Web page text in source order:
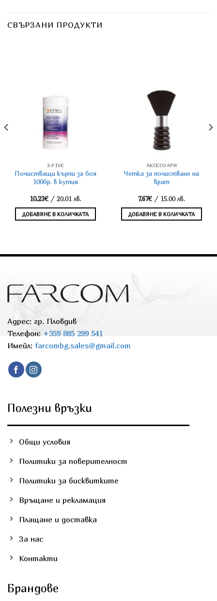
СВЪРЗАНИ ПРОДУКТИ
3-FIVE
Почистващи кърпи за боя
100бр. в кутия
10,23€ / 20,01 лв.
ДОБАВЯНЕ В КОЛИЧКАТА
АКСЕСОАРИ
Четка за почистване на
врат
7,67€ / 15,00 лв.
ДОБАВЯНЕ В КОЛИЧКАТА
Адрес: гр. Пловдив
Телефон: +359 885 299 541
Имейл: farcombg.sales@gmail.com
Полезни връзки
Общи условия
Политики за поверителност
Политики за бисквитките
Връщане и рекламация
Плащане и доставка
За нас
Контакти
Брандове